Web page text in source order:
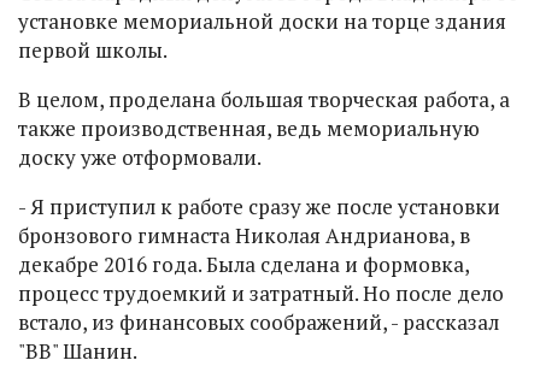
установке мемориальной доски на торце здания
первой школы.
В целом, проделана большая творческая работа, а
также производственная, ведь мемориальную
доску уже отформовали.
- Я приступил к работе сразу же после установки
бронзового гимнаста Николая Андрианова, в
декабре 2016 года. Была сделана и формовка,
процесс трудоемкий и затратный. Но после дело
встало, из финансовых соображений, - рассказал
"ВВ" Шанин.